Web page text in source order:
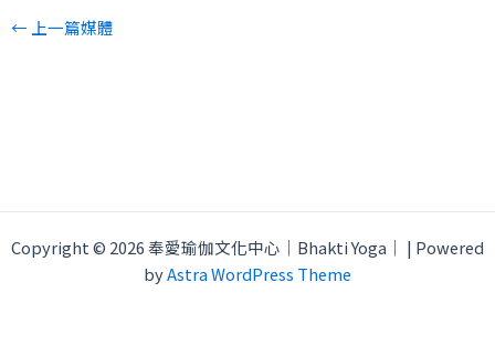
← 上一篇媒體
Copyright © 2026 奉愛瑜伽文化中心｜Bhakti Yoga｜ | Powered
byAstra WordPress Theme